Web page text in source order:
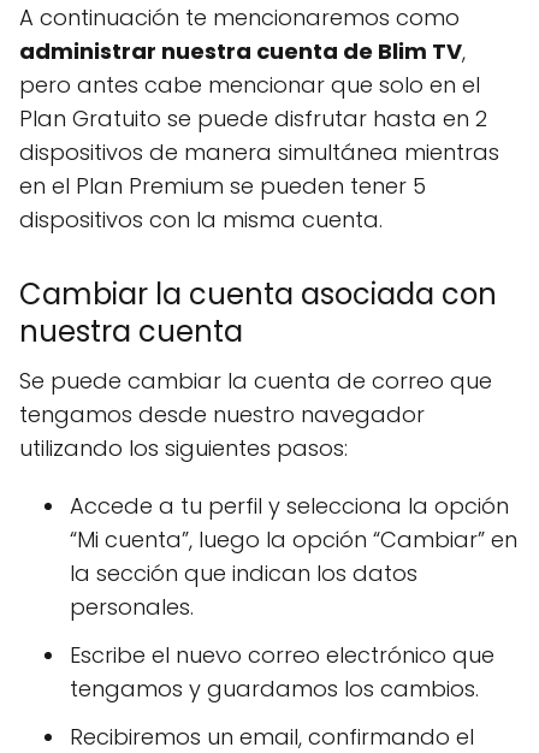
A continuación te mencionaremos como
administrar nuestra cuenta de Blim TV,
pero antes cabe mencionar que solo en el
Plan Gratuito se puede disfrutar hasta en 2
dispositivos de manera simultánea mientras
en el Plan Premium se pueden tener 5
dispositivos con la misma cuenta.
Cambiar la cuenta asociada con
nuestra cuenta
Se puede cambiar la cuenta de correo que
tengamos desde nuestro navegador
utilizando los siguientes pasos:
Accede a tu perfil y selecciona la opción
“Mi cuenta”, luego la opción “Cambiar” en
la sección que indican los datos
personales.
Escribe el nuevo correo electrónico que
tengamos y guardamos los cambios.
Recibiremos un email, confirmando el